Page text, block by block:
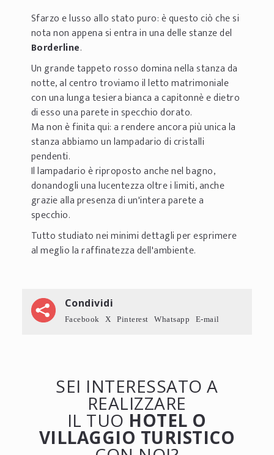
Sfarzo e lusso allo stato puro: è questo ciò che si
nota non appena si entra in una delle stanze del
Borderline.
Un grande tappeto rosso domina nella stanza da
notte, al centro troviamo il letto matrimoniale
con una lunga tesiera bianca a capitonnè e dietro
di esso una parete in specchio dorato.
Ma non è finita qui: a rendere ancora più unica la
stanza abbiamo un lampadario di cristalli
pendenti.
Il lampadario è riproposto anche nel bagno,
donandogli una lucentezza oltre i limiti, anche
grazie alla presenza di un'intera parete a
specchio.
Tutto studiato nei minimi dettagli per esprimere
al meglio la raffinatezza dell'ambiente.
Condividi
Facebook X Pinterest Whatsapp E-mail
SEI INTERESSATO A
REALIZZARE
IL TUO HOTEL O
VILLAGGIO TURISTICO